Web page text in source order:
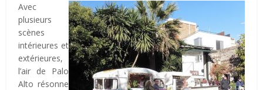
Avec
plusieurs
scènes
intérieures et
extérieures,
l’air de Palo
Alto résonne